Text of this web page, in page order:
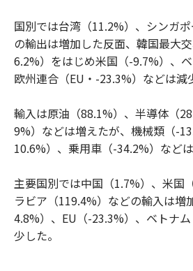
国別では台湾（11.2%）、シンガ
の輸出は増加した反面、韓国最大
6.2%）をはじめ米国（-9.7%）、ベ
欧州連合（EU・-23.3%）などは減
輸入は原油（88.1%）、半導体（
9%）などは増えたが、機械類（-
10.6%）、乗用車（-34.2%）などは
主要国別では中国（1.7%）、米国
ラビア（119.4%）などの輸入は増
4.8%）、EU（-23.3%）、ベトナ
少した。